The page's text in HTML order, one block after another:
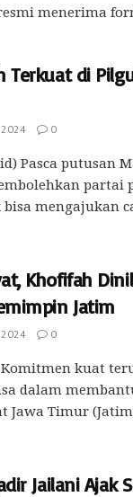
menerima
Terkuat di
2024 0
Pasca putusan
partai
mengajukan
Khofifah
Jatim
2024 0
Komitmen kuat
dalam
Jawa Timur
Jailani Ajak